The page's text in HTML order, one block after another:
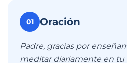
01 Oración
Padre, gracias por
meditar diariamente en tu